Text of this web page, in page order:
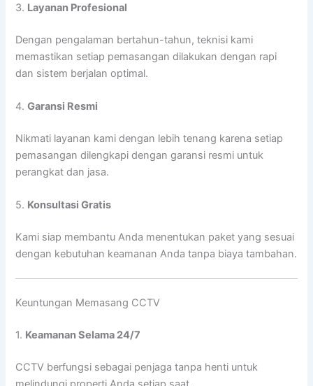
3. Layanan Profesional
Dengan pengalaman bertahun-tahun, teknisi kami
memastikan setiap pemasangan dilakukan dengan rapi
dan sistem berjalan optimal.
4.Garansi Resmi
Nikmati layanan kami dengan lebih tenang karena setiap
pemasangan dilengkapi dengan garansi resmi untuk
perangkat dan jasa.
5. Konsultasi Gratis
Kami siap membantu Anda menentukan paket yang sesuai
dengan kebutuhan keamanan Anda tanpa biaya tambahan.
Keuntungan Memasang CCTV
1. Keamanan Selama 24/7
CCTV berfungsi sebagai penjaga tanpa henti untuk